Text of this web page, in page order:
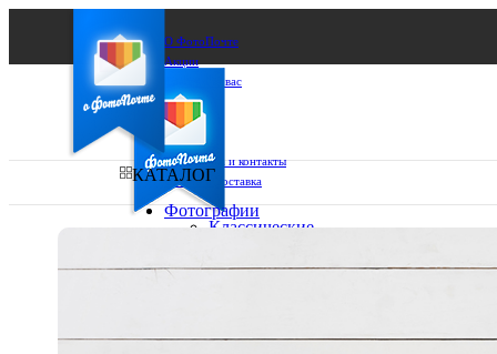
О ФотоПочте
Акции
Сделаем за вас
Бизнесу
FAQ
Франшиза
Поддержка и контакты
Оплата и доставка
КАТАЛОГ
Фотографии
Классические
10х10
15х20